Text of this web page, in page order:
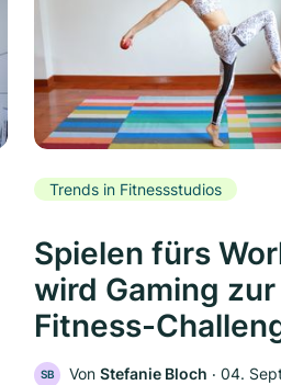
Trends in Fitnessstudios
Spielen fürs
wird Gaming
Fitness-
SB Von Stefanie Bloch ‧ 04.